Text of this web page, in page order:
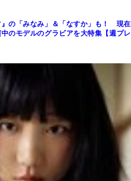
』の「みなみ」＆「なすか」も！ 現在
のモデルのグラビアを大特集【週プレ